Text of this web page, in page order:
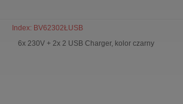
Index: BV62302ŁUSB
6x 230V + 2x 2 USB Charger, kolor czarny